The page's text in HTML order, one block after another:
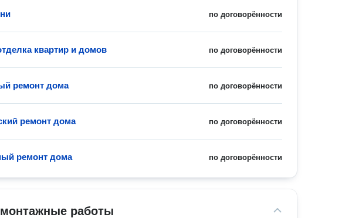
по договорённости
по договорённости
квартир и домов
по договорённости
ремонт дома
по договорённости
ремонт дома
по договорённости
ремонт дома
работы